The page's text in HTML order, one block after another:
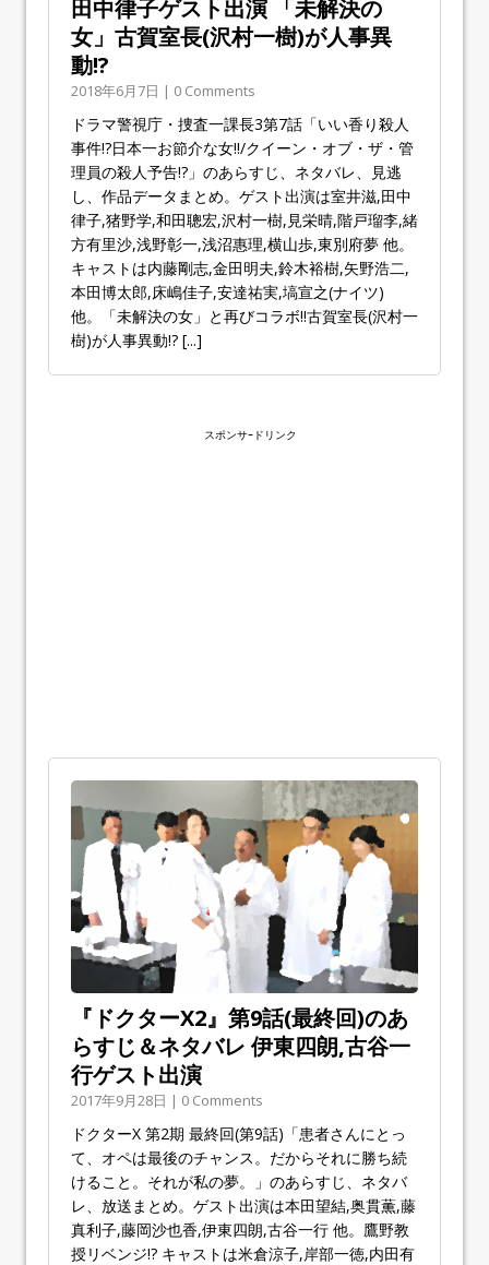
田中律子ゲスト出演 「未解決の
女」古賀室長(沢村一樹)が人事異
動!?
2018年6月7日 | 0 Comments
ドラマ警視庁・捜査一課長3第7話「いい香り殺人
事件!?日本一お節介な女!!/クイーン・オブ・ザ・管
理員の殺人予告!?」のあらすじ、ネタバレ、見逃
し、作品データまとめ。ゲスト出演は室井滋,田中
律子,猪野学,和田聰宏,沢村一樹,見栄晴,階戸瑠李,緒
方有里沙,浅野彰一,浅沼惠理,横山歩,東別府夢 他。
キャストは内藤剛志,金田明夫,鈴木裕樹,矢野浩二,
本田博太郎,床嶋佳子,安達祐実,塙宣之(ナイツ)
他。「未解決の女」と再びコラボ!!古賀室長(沢村一
樹)が人事異動!? [...]
スポンサｰドリンク
『ドクターX2』第9話(最終回)のあ
らすじ＆ネタバレ 伊東四朗,古谷一
行ゲスト出演
2017年9月28日 | 0 Comments
ドクターX 第2期 最終回(第9話)「患者さんにとっ
て、オペは最後のチャンス。だからそれに勝ち続
けること。それが私の夢。」のあらすじ、ネタバ
レ、放送まとめ。ゲスト出演は本田望結,奥貫薫,藤
真利子,藤岡沙也香,伊東四朗,古谷一行 他。鷹野教
授リベンジ!? キャストは米倉涼子,岸部一徳,内田有